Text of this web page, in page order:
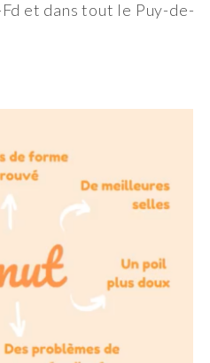
et dans tout le Puy-de-